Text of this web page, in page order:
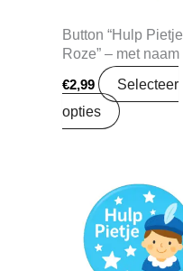
Button “Hulp Pietje
Roze” – met naam
€2,99
Selecteer
opties